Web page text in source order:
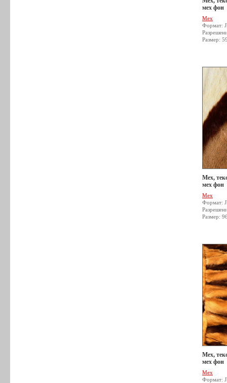
мех фон
Мех
Формат:
Размер:
Мех,
мех фон
Мех
Формат:
Размер:
Мех,
мех фон
Мех
Формат: